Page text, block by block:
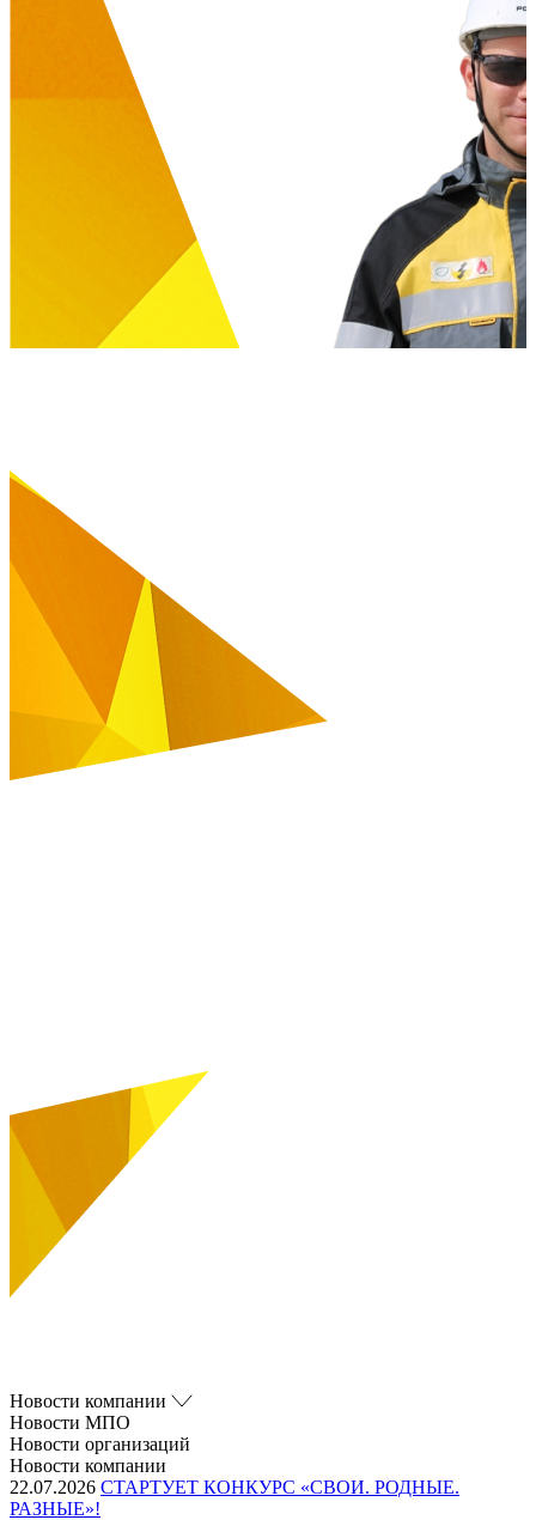
Новости компании
Новости МПО
Новости организаций
Новости компании
22.07.2026 СТАРТУЕТ КОНКУРС «СВОИ. РОДНЫЕ.
РАЗНЫЕ»!